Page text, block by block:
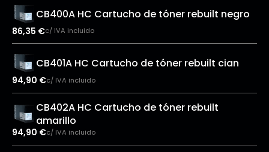
CB400A HC Cartucho de tóner rebuilt negro
86,35 €c/ IVA incluido
CB401A HC Cartucho de tóner rebuilt cian
94,90 €c/ IVA incluido
CB402A HC Cartucho de tóner rebuilt
amarillo
94,90 €c/ IVA incluido